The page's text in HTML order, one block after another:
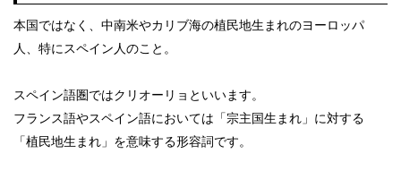
本国ではなく、中南米やカリブ海の植民地生まれのヨーロッパ
人、特にスペイン人のこと。
スペイン語圏ではクリオーリョといいます。
フランス語やスペイン語においては「宗主国生まれ」に対する
「植民地生まれ」を意味する形容詞です。